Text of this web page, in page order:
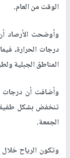
الوقت من العام.
وأوضحت الأرصاد
درجات الحرارة،
المناطق الجبلية
وأضافت أن درجات
تنخفض بشكل طفيف
الجمعة.
وتكون الرياح خلال